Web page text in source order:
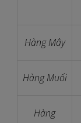
Hàng Mây
Hàng Muối
Hàng